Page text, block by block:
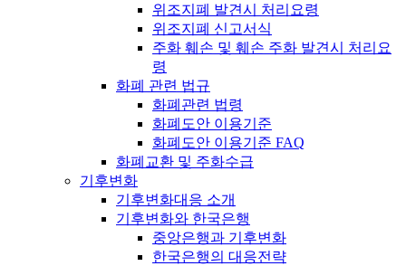
위조지폐 발견시 처리요령
위조지폐 신고서식
주화 훼손 및 훼손 주화 발견시 처리요
령
화폐 관련 법규
화폐관련 법령
화폐도안 이용기준
화폐도안 이용기준 FAQ
화폐교환 및 주화수급
기후변화
기후변화대응 소개
기후변화와 한국은행
중앙은행과 기후변화
한국은행의 대응전략